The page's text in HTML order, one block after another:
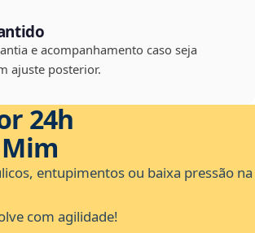
e acompanhamento caso seja
ajuste posterior.
24h
entupimentos ou baixa pressão na
com agilidade!